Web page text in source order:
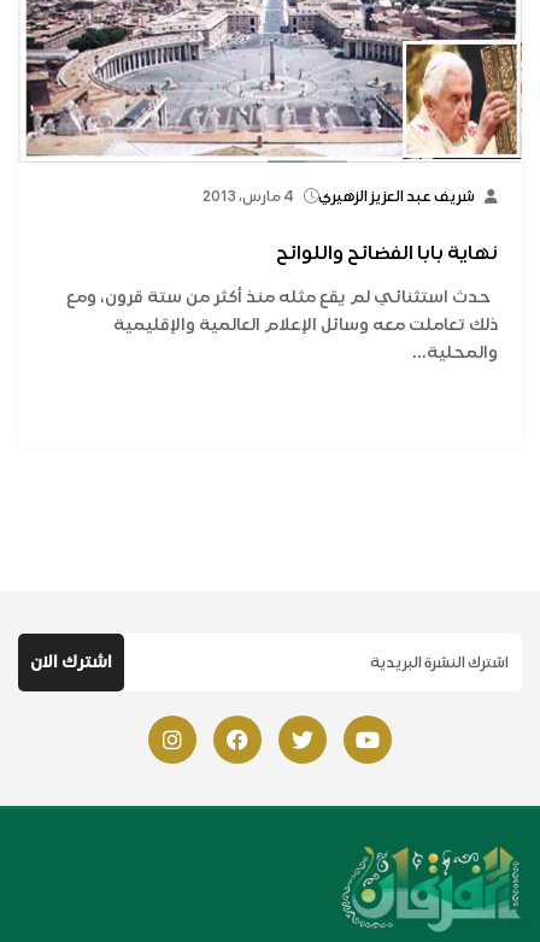
شريف عبد العزيز الزهيري 4 مارس، 2013
نهاية بابا الفضائح واللوائح
حدث استثنائي لم يقع مثله منذ أكثر من ستة قرون، ومع
ذلك تعاملت معه وسائل الإعلام العالمية والإقليمية
والمحلية...